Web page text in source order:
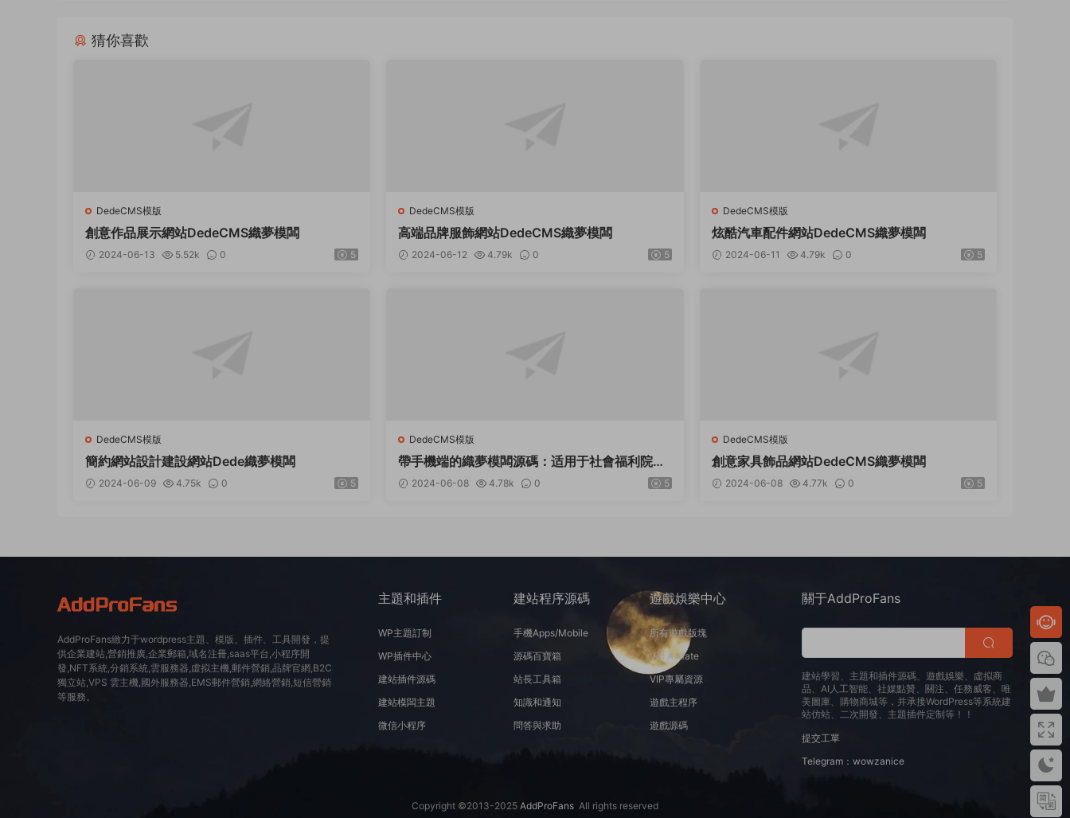
猜你喜歡
DedeCMS模版
創意作品展示網站DedeCMS織夢模闆
2024-06-13 5.52k 0 5
DedeCMS模版
高端品牌服飾網站DedeCMS織夢模闆
2024-06-12 4.79k 0 5
DedeCMS模版
炫酷汽車配件網站DedeCMS織夢模闆
2024-06-11 4.79k 0 5
DedeCMS模版
簡約網站設計建設網站Dede織夢模闆
2024-06-09 4.75k 0 5
DedeCMS模版
帶手機端的織夢模闆源碼：适用于社會福利院、
養老院等領域
2024-06-08 4.78k 0 5
DedeCMS模版
創意家具飾品網站DedeCMS織夢模闆
2024-06-08 4.77k 0 5
AddProFans緻力于wordpress主題、模版、插件、工具開發，提
供企業建站,營銷推廣,企業郵箱,域名注冊,saas平台,小程序開
發,NFT系統,分銷系統,雲服務器,虛拟主機,郵件營銷,品牌官網,B2C
獨立站,VPS 雲主機,國外服務器,EMS郵件營銷,網絡營銷,短信營銷
等服務。
主題和插件
WP主題訂制
WP插件中心
建站插件源碼
建站模闆主題
微信小程序
建站程序源碼
手機Apps/Mobile
源碼百寶箱
站長工具箱
知識和通知
問答與求助
遊戲娛樂中心
所有遊戲版塊
Virt A Mate
VIP專屬資源
遊戲主程序
遊戲源碼
關于AddProFans
建站學習、主題和插件源碼、遊戲娛樂、虛拟商
品、AI人工智能、社媒點贊、關注、任務威客、唯
美圖庫、購物商城等，并承接WordPress等系統建
站仿站、二次開發、主題插件定制等！！
提交工單
Telegram：wowzanice
Copyright ©2013-2025 AddProFans All rights reserved